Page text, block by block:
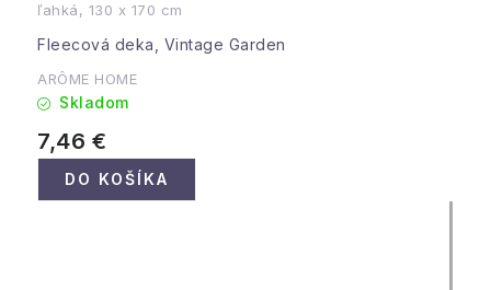
ľahká, 130 x 170 cm
Fleecová deka, Vintage Garden
ARÔME HOME
Skladom
7,46 €
DO KOŠÍKA